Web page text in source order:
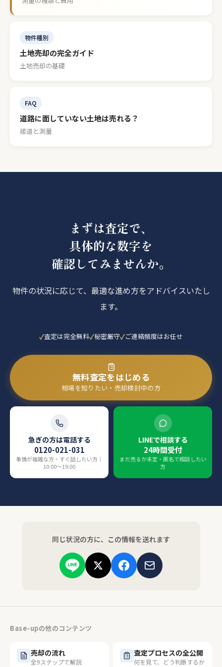
物件種別
土地売却の完全ガイド
土地売却の基礎
FAQ
道路に面していない土地は売れる？
接道と測量
まずは査定で、
具体的な数字を
確認してみませんか。
物件の状況に応じて、最適な進め方をアドバイスいたし
ます。
査定は完全無料 秘密厳守 ご連絡頻度はお任せ
無料査定をはじめる
相場を知りたい・売却検討中の方
急ぎの方は電話する
0120-021-031
事情が複雑な方・すぐ話したい方｜
10:00〜19:00
LINEで相談する
24時間受付
まだ売るか未定・匿名で相談したい
方
同じ状況の方に、この情報を送れます
Base-upの他のコンテンツ
売却の流れ
全9ステップで解説
査定プロセスの全公開
何を見て、どう判断するか